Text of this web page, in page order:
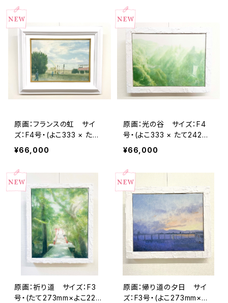
原画：フランスの虹 サイ
ズ：F4号・(よこ333 × たて2
42mm ）
¥66,000
原画：光の谷 サイズ：F4
号・(よこ333 × たて242m
m ）
¥66,000
原画：祈り道 サイズ：F3
号・(たて273mm×よこ220
原画：帰り道の夕日 サイ
ズ：F3号・(よこ273mm×た